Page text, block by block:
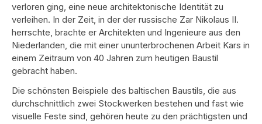
verloren ging, eine neue architektonische Identität zu
verleihen. In der Zeit, in der der russische Zar Nikolaus II.
herrschte, brachte er Architekten und Ingenieure aus den
Niederlanden, die mit einer ununterbrochenen Arbeit Kars in
einem Zeitraum von 40 Jahren zum heutigen Baustil
gebracht haben.
Die schönsten Beispiele des baltischen Baustils, die aus
durchschnittlich zwei Stockwerken bestehen und fast wie
visuelle Feste sind, gehören heute zu den prächtigsten und